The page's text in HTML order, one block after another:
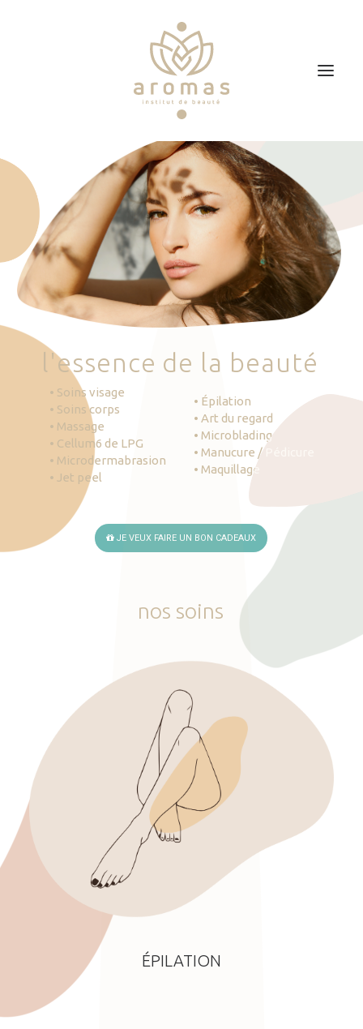
Soins
Je veux faire un bon cadeau
Plan d’accès
Prendre RDV
'essence de la beauté
• Soins visage
• Soins corps
• Massage
• Cellum6 de LPG
• Microdermabrasion
• Jet peel
• Épilation
• Art du regard
• Microblading
• Manucure / Pédicure
• Maquillage
JE VEUX FAIRE UN BON CADEAUX
nos soins
ÉPILATION